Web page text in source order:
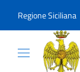
Regione Siciliana